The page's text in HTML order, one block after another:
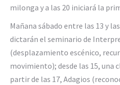
milonga y a las 20 iniciará la
Mañana sábado entre las 13 y
dictarán el seminario de
(desplazamiento escénico,
movimiento); desde las 15, una
partir de las 17, Adagios